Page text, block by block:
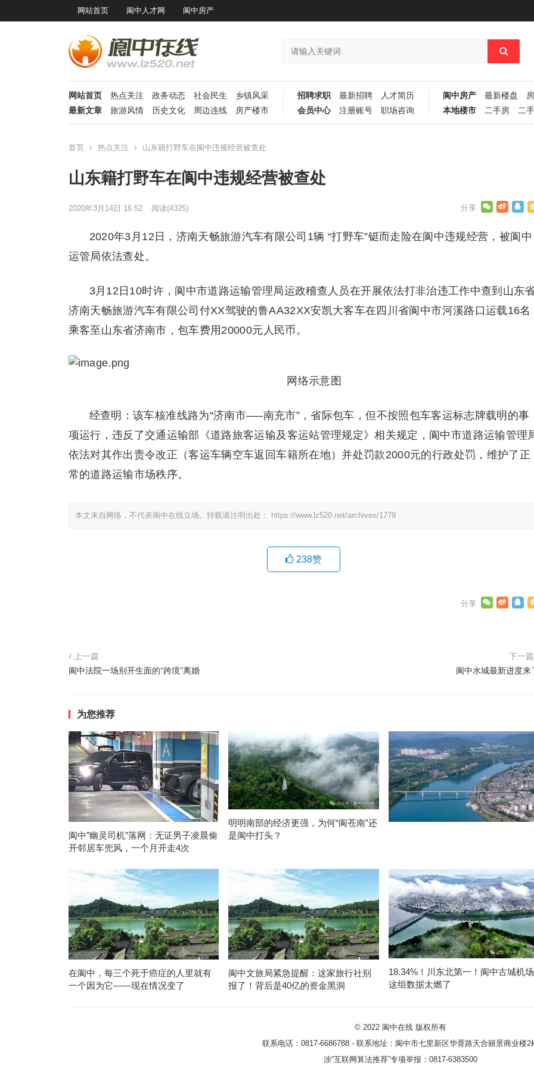
网站首页 阆中人才网 阆中房产
网站首页 热点关注 政务动态 社会民生
乡镇风采
最新文章
旅游风情 历史文化 周边连线 房产楼市
招聘求职 最新招聘
人才简历
会员中心
注册账号 职场咨询
阆中房产 最新楼盘
本地楼市
二手房 二
首页 热点关注 山东籍打野车在阆中违规经营被查处
山东籍打野车在阆中违规经营被查处
2020年3月14日 16:52 阅读(4325)
2020年3月12日，济南天畅旅游汽车有限公司1辆 “打野车”铤而走险在阆中违规经营，被阆中
运管局依法查处。
3月12日10时许，阆中市道路运输管理局运政稽查人员在开展依法打非治违工作中查到山东
济南天畅旅游汽车有限公司付XX驾驶的鲁AA32XX安凯大客车在四川省阆中市河溪路口运载16名
乘客至山东省济南市，包车费用20000元人民币。
网络示意图
经查明：该车核准线路为“济南市—–南充市”，省际包车，但不按照包车客运标志牌载明的事
项运行，违反了交通运输部《道路旅客运输及客运站管理规定》相关规定，阆中市道路运输管理
依法对其作出责令改正（客运车辆空车返回车籍所在地）并处罚款2000元的行政处罚，维护了正
常的道路运输市场秩序。
本文来自网络，不代表阆中在线立场。转载请注明出处： https://www.lz520.net/archives/1779
238赞
上一篇
阆中法院一场别开生面的“跨境”离婚
下一
阆中水城最新进度来
为您推荐
阆中”幽灵司机”落网：无证男子凌晨偷
开邻居车兜风，一个月开走4次
明明南部的经济更强，为何“阆苍南”还
是阆中打头？
在阆中，每三个死于癌症的人里就有
一个因为它——现在情况变了
阆中文旅局紧急提醒：这家旅行社别
报了！背后是40亿的资金黑洞
18.34%！川东北第一！阆中古城机场
这组数据太燃了
© 2022 阆中在线 版权所有
联系电话：0817-6686788 - 联系地址：阆中市七里新区华胥路天合丽景商业楼2
涉“互联网算法推荐”专项举报：0817-6383500